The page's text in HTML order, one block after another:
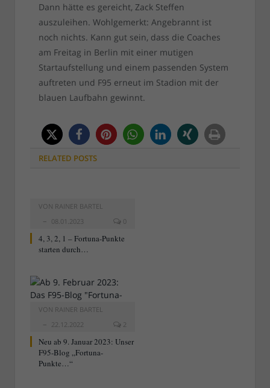
Dann hätte es gereicht, Zack Steffen
auszuleihen. Wohlgemerkt: Angebrannt ist
noch nichts. Kann gut sein, dass die Coaches
am Freitag in Berlin mit einer mutigen
Startaufstellung und einem passenden System
auftreten und F95 erneut im Stadion mit der
blauen Laufbahn gewinnt.
RELATED POSTS
VON RAINER BARTEL
08.01.2023
0
4, 3, 2, 1 – Fortuna-Punkte
starten durch…
VON RAINER BARTEL
22.12.2022
2
Neu ab 9. Januar 2023: Unser
F95-Blog „Fortuna-
Punkte…“